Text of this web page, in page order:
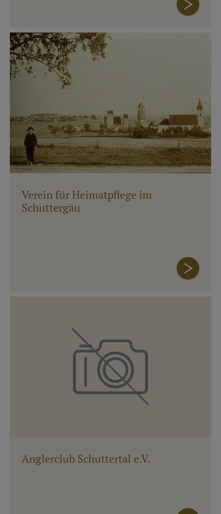
Verein für Heimatpflege im
Schuttergäu
Anglerclub Schuttertal e.V.